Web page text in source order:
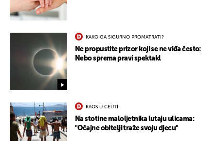
KAKO GA SIGURNO PROMATRATI?
Ne propustite prizor koji se ne viđa često:
Nebo sprema pravi spektakl
KAOS U CEUTI
Na stotine maloljetnika lutaju ulicama:
"Očajne obitelji traže svoju djecu"